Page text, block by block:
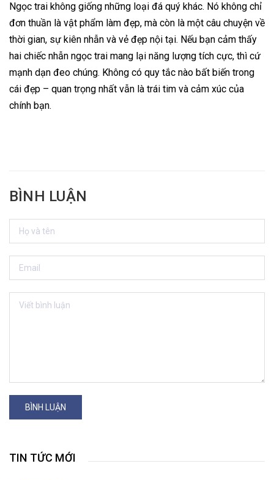
Ngọc trai không giống những loại đá quý khác. Nó không chỉ
đơn thuần là vật phẩm làm đẹp, mà còn là một câu chuyện về
thời gian, sự kiên nhẫn và vẻ đẹp nội tại. Nếu bạn cảm thấy
hai chiếc nhẫn ngọc trai mang lại năng lượng tích cực, thì cứ
mạnh dạn đeo chúng. Không có quy tắc nào bất biến trong
cái đẹp – quan trọng nhất vẫn là trái tim và cảm xúc của
chính bạn.
BÌNH LUẬN
BÌNH LUẬN
TIN TỨC MỚI